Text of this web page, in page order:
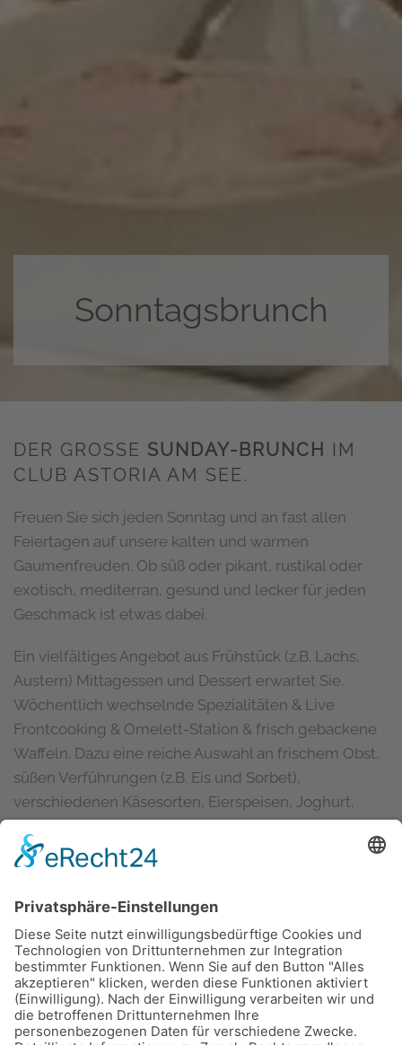
Sonntagsbrunch
DER GROSSE SUNDAY-BRUNCH IM
CLUB ASTORIA AM SEE.
Freuen Sie sich jeden Sonntag und an fast allen
Feiertagen auf unsere kalten und warmen
Gaumenfreuden. Ob süß oder pikant, rustikal oder
exotisch, mediterran, gesund und lecker für jeden
Geschmack ist etwas dabei.
Ein vielfältiges Angebot aus Frühstück (z.B. Lachs,
Austern) Mittagessen und Dessert erwartet Sie.
Wöchentlich wechselnde Spezialitäten & Live
Frontcooking & Omelett-Station & frisch gebackene
Waffeln. Dazu eine reiche Auswahl an frischem Obst,
süßen Verführungen (z.B. Eis und Sorbet),
verschiedenen Käsesorten, Eierspeisen, Joghurt,
Öffnungszeiten:Sonntags und an bestimmten
Preis pro Person inklusive Prosecco, Filter-Kaffee,
Bio-Teeauswahl und Säften:55,00 €
Alle darüber hinaus verzehrten Getränke werden
extra berechnet.